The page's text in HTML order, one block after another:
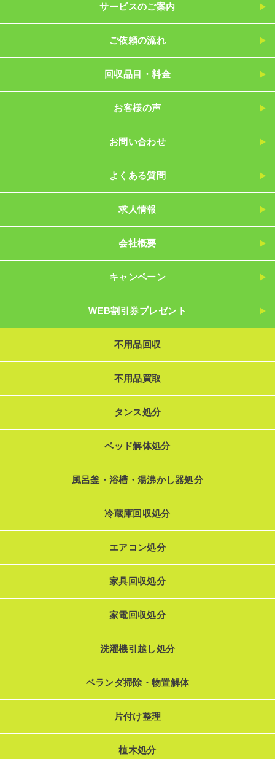
サービスのご案内
ご依頼の流れ
回収品目・料金
お客様の声
お問い合わせ
よくある質問
求人情報
会社概要
キャンペーン
WEB割引券プレゼント
不用品回収
不用品買取
タンス処分
ベッド解体処分
風呂釜・浴槽・湯沸かし器処分
冷蔵庫回収処分
エアコン処分
家具回収処分
家電回収処分
洗濯機引越し処分
ベランダ掃除・物置解体
片付け整理
植木処分